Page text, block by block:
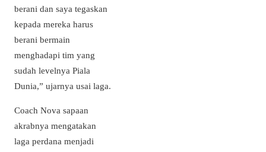
berani dan saya tegaskan
kepada mereka harus
berani bermain
menghadapi tim yang
sudah levelnya Piala
Dunia,” ujarnya usai laga.
Coach Nova sapaan
akrabnya mengatakan
laga perdana menjadi